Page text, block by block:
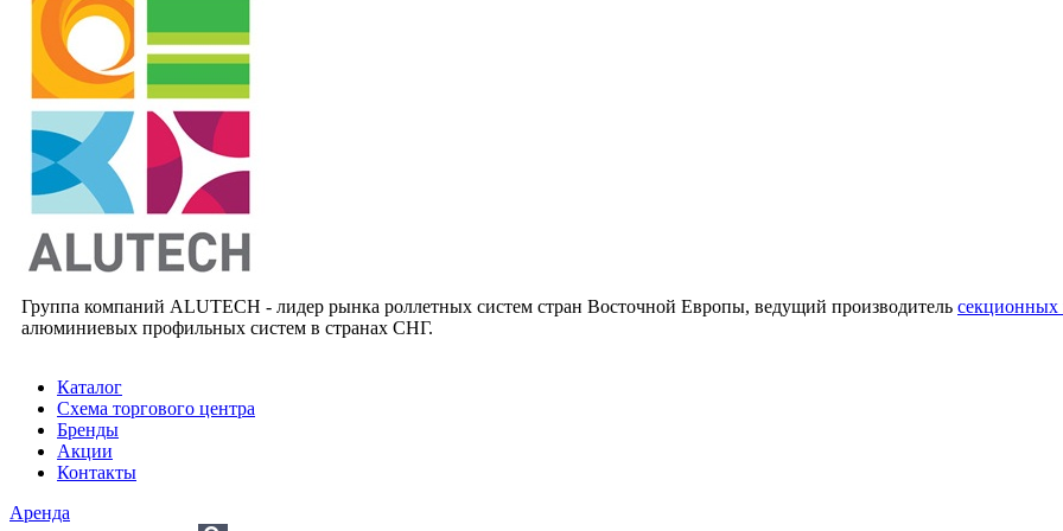
Группа компаний ALUTECH - лидер рынка роллетных систем стран Восточной Европы, ведущий производитель секционных
алюминиевых профильных систем в странах СНГ.
Каталог
Схема торгового центра
Бренды
Акции
Контакты
Аренда